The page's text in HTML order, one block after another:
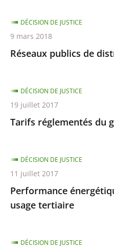
Réseaux publics de
DÉCISION DE JUSTICE
9 mars 2018
Tarifs réglementés du
DÉCISION DE JUSTICE
19 juillet 2017
Performance
usage tertiaire
DÉCISION DE JUSTICE
11 juillet 2017
DÉCISION DE JUSTICE